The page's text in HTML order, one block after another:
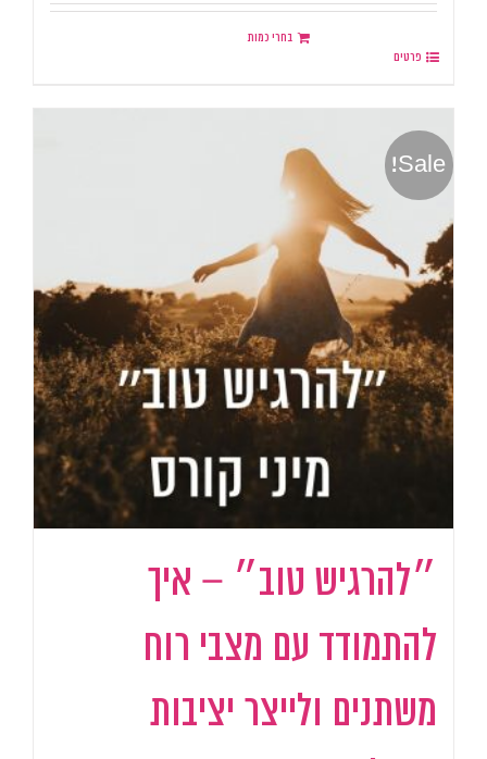
בחרי כמות
פרטים
Sale!
״להרגיש טוב״ – איך
להתמודד עם מצבי רוח
משתנים ולייצר יציבות